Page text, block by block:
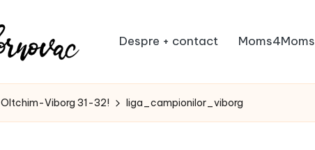
Despre + contact Moms4Moms
Oltchim-Viborg 31-32! liga_campionilor_viborg